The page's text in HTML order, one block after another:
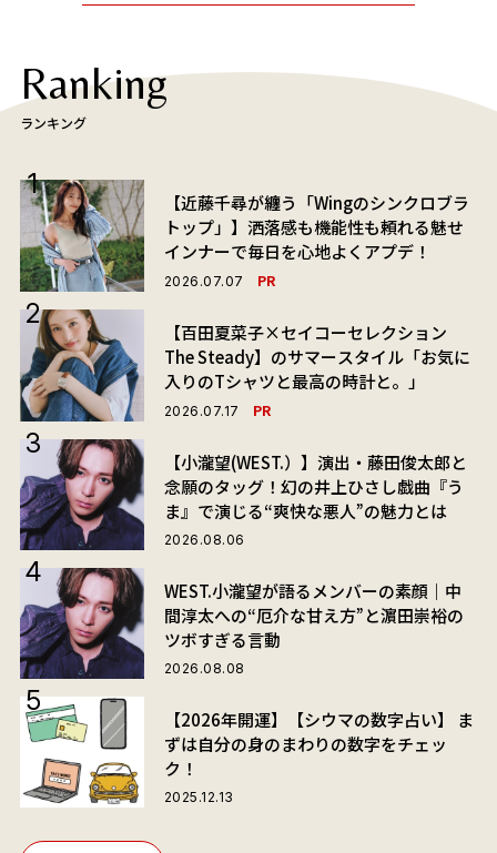
Ranking
ランキング
【近藤千尋が纏う「Wingのシンクロブラ
トップ」】洒落感も機能性も頼れる魅せ
インナーで毎日を心地よくアプデ！
2026.07.07 PR
【百田夏菜子×セイコーセレクション
The Steady】のサマースタイル「お気に
入りのTシャツと最高の時計と。」
2026.07.17 PR
【小瀧望(WEST.）】演出・藤田俊太郎と
念願のタッグ！幻の井上ひさし戯曲『う
ま』で演じる“爽快な悪人”の魅力とは
2026.08.06
WEST.小瀧望が語るメンバーの素顔｜中
間淳太への“厄介な甘え方”と濵田崇裕の
ツボすぎる言動
2026.08.08
【2026年開運】【シウマの数字占い】 ま
ずは自分の身のまわりの数字をチェッ
ク！
2025.12.13